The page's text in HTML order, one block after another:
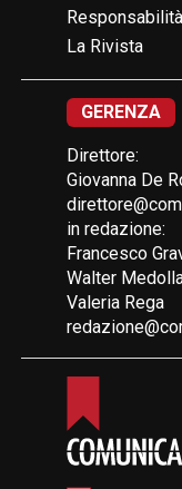
La Rivista
GERENZA
Direttore:
Giovanna De
in redazione:
Francesco
Walter
Valeria Rega